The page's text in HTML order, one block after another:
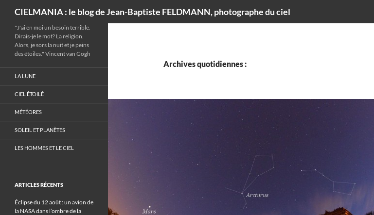
CIELMANIA : le blog de Jean-Baptiste FELDMANN, photographe du ciel
Archives quotidiennes :
"J'ai en moi un besoin terrible.
Dirais-je le mot? La religion.
Alors, je sors la nuit et je peins
des étoiles." Vincent van Gogh
LA LUNE
CIEL ÉTOILÉ
MÉTÉORES
SOLEIL ET PLANÈTES
LES HOMMES ET LE CIEL
ARTICLES RÉCENTS
Éclipse du 12 août : un avion de
la NASA dans l’ombre de la